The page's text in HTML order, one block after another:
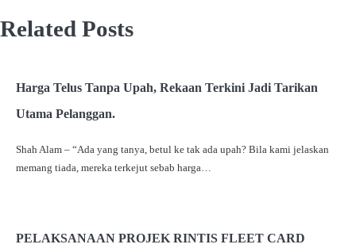
Related Posts
Harga Telus Tanpa Upah, Rekaan Terkini Jadi Tarikan
Utama Pelanggan.
Shah Alam – “Ada yang tanya, betul ke tak ada upah? Bila kami jelaskan
memang tiada, mereka terkejut sebab harga…
PELAKSANAAN PROJEK RINTIS FLEET CARD